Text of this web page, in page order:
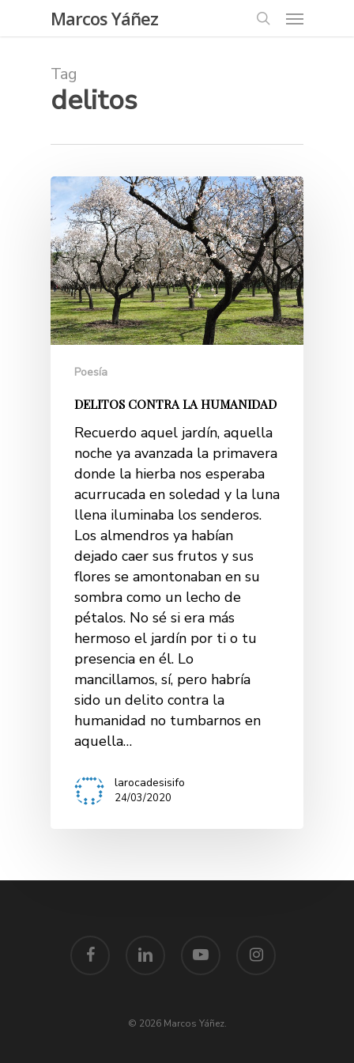
Marcos Yáñez Menu
Tag
delitos
Poesía
DELITOS CONTRA LA HUMANIDAD
Recuerdo aquel jardín, aquella
noche ya avanzada la primavera
donde la hierba nos esperaba
acurrucada en soledad y la luna
llena iluminaba los senderos.
Los almendros ya habían
dejado caer sus frutos y sus
flores se amontonaban en su
sombra como un lecho de
pétalos. No sé si era más
hermoso el jardín por ti o tu
presencia en él. Lo
mancillamos, sí, pero habría
sido un delito contra la
humanidad no tumbarnos en
aquella…
larocadesisifo
24/03/2020
© 2026 Marcos Yáñez.